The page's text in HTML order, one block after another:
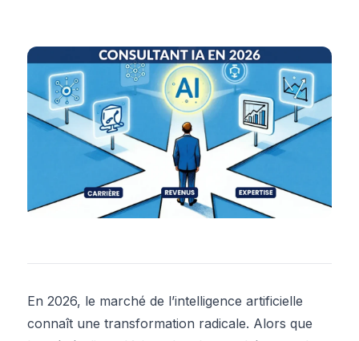
En 2026, le marché de l’intelligence artificielle
connaît une transformation radicale. Alors que